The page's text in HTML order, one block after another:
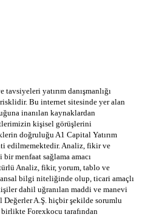
yatırım danışmanlığı
Bu internet sitesinde yer alan
inanılan kaynaklardan
kişisel görüşlerini
doğruluğu A1 Capital Yatırım
edilmemektedir. Analiz, fikir ve
menfaat sağlama amacı
Analiz, fikir, yorum, tablo ve
bilgi niteliğinde olup, ticari amaçlı
dahil uğranılan maddi ve manevi
Değerler A.Ş. hiçbir şekilde sorumlu
Forexkocu tarafından